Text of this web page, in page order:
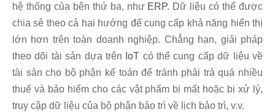
hệ thống của bên thứ ba, như ERP. Dữ liệu có thể được
chia sẻ theo cả hai hướng để cung cấp khả năng hiển thị
lớn hơn trên toàn doanh nghiệp. Chẳng hạn, giải pháp
theo dõi tài sản dựa trên IoT có thể cung cấp dữ liệu về
tài sản cho bộ phận kế toán để tránh phải trả quá nhiều
thuế và bảo hiểm cho các vật phẩm bị mất hoặc bị xử lý,
truy cập dữ liệu của bộ phận bảo trì về lịch bảo trì, v.v.